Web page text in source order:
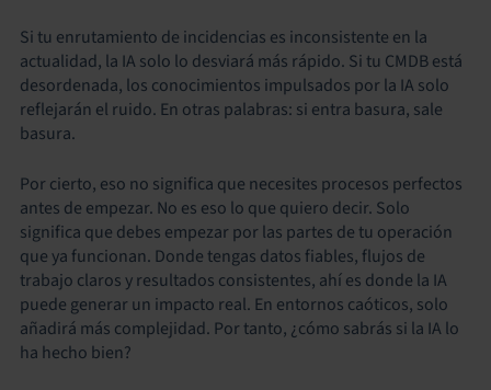
Si tu enrutamiento de incidencias es inconsistente en la
actualidad, la IA solo lo desviará más rápido. Si tu CMDB está
desordenada, los conocimientos impulsados por la IA solo
reflejarán el ruido. En otras palabras: si entra basura, sale
basura.
Por cierto, eso no significa que necesites procesos perfectos
antes de empezar. No es eso lo que quiero decir. Solo
significa que debes empezar por las partes de tu operación
que ya funcionan. Donde tengas datos fiables, flujos de
trabajo claros y resultados consistentes, ahí es donde la IA
puede generar un impacto real. En entornos caóticos, solo
añadirá más complejidad. Por tanto, ¿cómo sabrás si la IA lo
ha hecho bien?